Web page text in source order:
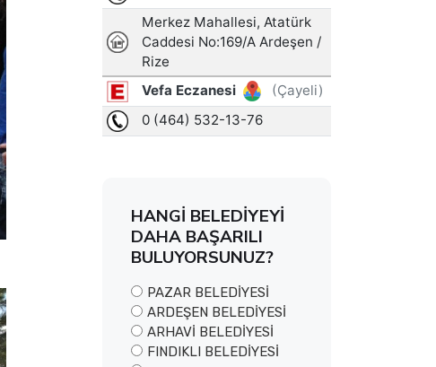
HANGİ BELEDİYEYİ
DAHA BAŞARILI
BULUYORSUNUZ?
PAZAR BELEDİYESİ
ARDEŞEN BELEDİYESİ
ARHAVİ BELEDİYESİ
FINDIKLI BELEDİYESİ